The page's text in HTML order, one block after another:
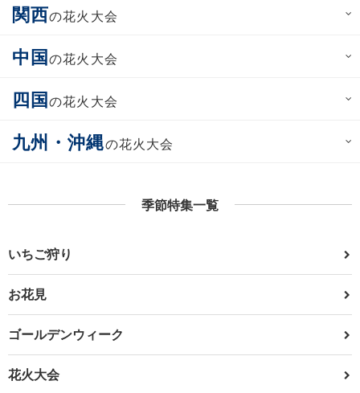
関西の花火大会
中国の花火大会
四国の花火大会
九州・沖縄の花火大会
季節特集一覧
いちご狩り
お花見
ゴールデンウィーク
花火大会